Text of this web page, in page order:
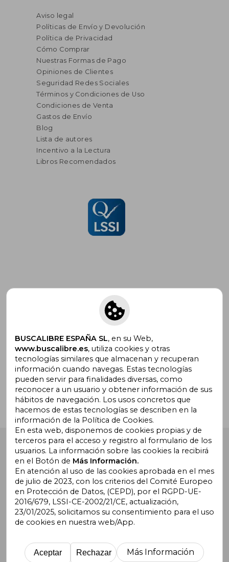
Aviso legal
Políticas de Envío y Devolución
Política de Privacidad
Cómo Comprar
Nuestras Formas de Pago
Opiniones de Clientes
Seguridad Redes Sociales
Términos y Condiciones de Uso
Condiciones de Venta
Gastos de Envío
Blog
Lista de autores
Incentivo a la Lectura
Libros Recomendados
Suscríbete para recibir ofertas y
promociones
¿Necesitas ayuda?
Buscalibre España . Calle Energía, 65, Nave 3 (08940),
Cornellà de Llobregat, Barcelona. Derechos Reservados.
Buscalibre Argentina| Buscalibre Chile
Buscalibre Uruguay|Buscalibre México|Buscalibre
Perú
|Buscalibre Estados Unidos|Buscalibre Otros
BUSCALIBRE ESPAÑA SL, en su Web,
www.buscalibre.es, utiliza cookies y otras
tecnologías similares que almacenan y recuperan
información cuando navegas. Estas tecnologías
pueden servir para finalidades diversas, como
reconocer a un usuario y obtener información de sus
hábitos de navegación. Los usos concretos que
hacemos de estas tecnologías se describen en la
información de la Política de Cookies.
En esta web, disponemos de cookies propias y de
terceros para el acceso y registro al formulario de los
usuarios. La información sobre las cookies la recibirá
en el Botón de Más Información.
En atención al uso de las cookies aprobada en el mes
de julio de 2023, con los criterios del Comité Europeo
en Protección de Datos, (CEPD), por el RGPD-UE-
2016/679, LSSI-CE-2002/21/CE, actualización,
23/01/2025, solicitamos su consentimiento para el uso
de cookies en nuestra web/App.
Aceptar Rechazar Más Información